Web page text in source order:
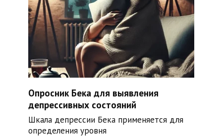
Опросник Бека для выявления
депрессивных состояний
Шкала депрессии Бека применяется для
определения уровня